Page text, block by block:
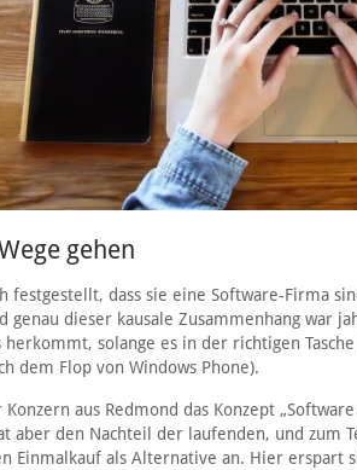
gehen
festgestellt, dass sie eine Software-Firma
genau dieser kausale Zusammenhang war
herkommt, solange es in der richtigen
dem Flop von Windows Phone).
aus Redmond das Konzept
aber den Nachteil der laufenden, und zum
Einmalkauf als Alternative an. Hier erspart